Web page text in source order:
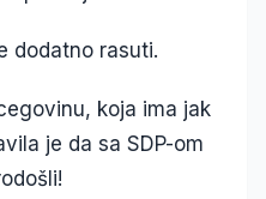
dodatno rasuti.
koja ima jak
je da sa SDP-om